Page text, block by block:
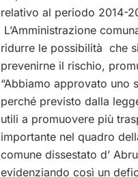
relativo al periodo 2014-
L’Amministrazione
ridurre le possibilità che
prevenirne il rischio,
“Abbiamo approvato uno
perché previsto dalla
utili a promuovere più
importante nel quadro
comune dissestato d’
evidenziando così un